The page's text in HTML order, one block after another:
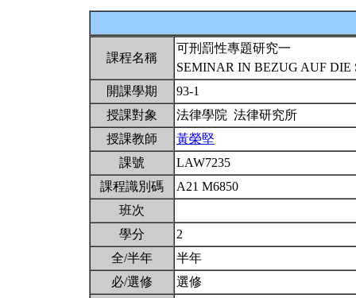
課程名稱
可刑罰性專題研究一
SEMINAR IN BEZUG AUF
開課學期
93-1
授課對象
法律學院 法律研究所
授課教師
黃榮堅
課號
LAW7235
課程識別碼
A21 M6850
班次
學分
2
全/半年
半年
必/選修
選修